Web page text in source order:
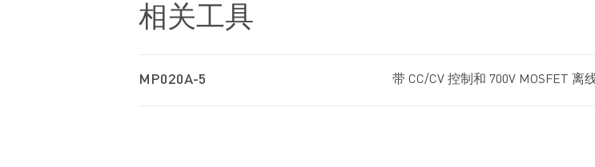
相关工具
MP020A-5 带 CC/CV 控制和 700V MOSFET 离